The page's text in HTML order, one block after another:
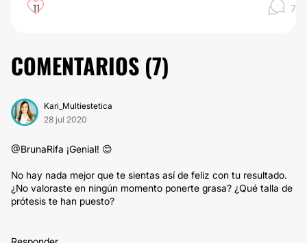
11 7
COMENTARIOS (7)
Kari_Multiestetica
28 jul 2020
@BrunaRifa ¡Genial! 😊
No hay nada mejor que te sientas así de feliz con tu resultado.
¿No valoraste en ningún momento ponerte grasa? ¿Qué talla de
prótesis te han puesto?